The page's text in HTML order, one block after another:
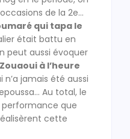
de la 2e…
qui tapa le
était battu en
peut aussi évoquer
à l’heure
n’a jamais été aussi
Au total, le
performance que
cette